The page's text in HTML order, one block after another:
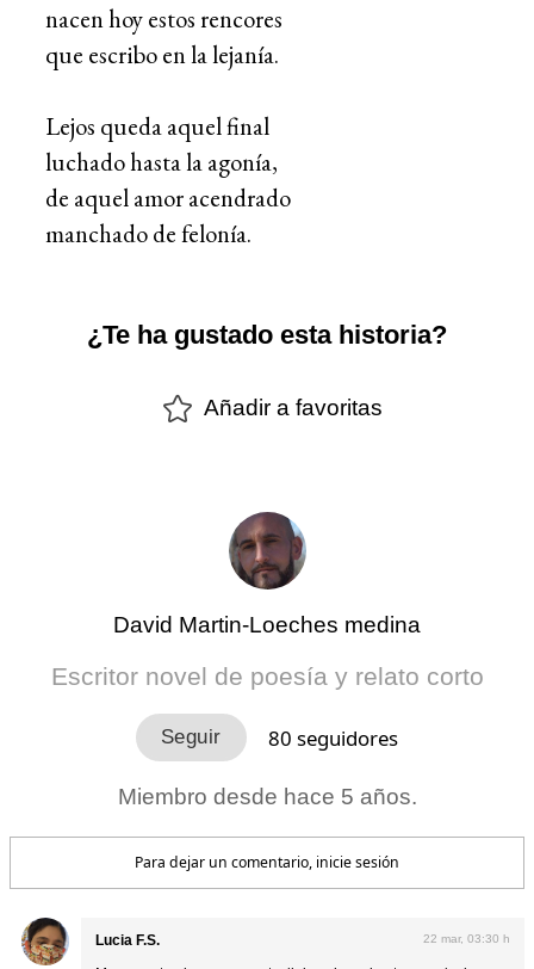
nacen hoy estos rencores
que escribo en la lejanía.
Lejos queda aquel final
luchado hasta la agonía,
de aquel amor acendrado
manchado de felonía.
¿Te ha gustado esta historia?
Añadir a favoritas
David Martin-Loeches medina
Escritor novel de poesía y relato corto
80 seguidores
Miembro desde hace 5 años.
Para dejar un comentario, inicie sesión
Lucia F.S. 22 mar, 03:30 h